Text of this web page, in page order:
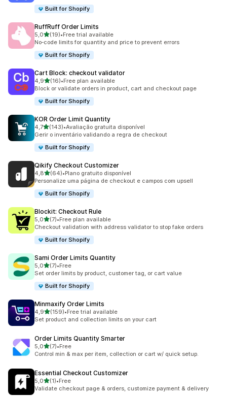
Built for Shopify
RuffRuff Order Limits
5,0de 5 estrelas
(19)
19 total de avaliações
•Free trial available
No‑code limits for quantity and price to prevent errors
Built for Shopify
Cart Block: checkout validator
4,9de 5 estrelas
(16)
16 total de avaliações
•Free plan available
Block or validate orders in product, cart and checkout page
Built for Shopify
KOR Order Limit Quantity
4,7de 5 estrelas
(143)
143 total de avaliações
•Avaliação gratuita disponível
Gerir o inventário validando a regra de checkout
Built for Shopify
Qikify Checkout Customizer
4,8de 5 estrelas
(64)
64 total de avaliações
•Plano gratuito disponível
Personalize uma página de checkout e campos com upsell
Built for Shopify
Blockit: Checkout Rule
5,0de 5 estrelas
(7)
7 total de avaliações
•Free plan available
Checkout validation with address validator to stop fake orders
Built for Shopify
Sami Order Limits Quantity
5,0de 5 estrelas
(7)
7 total de avaliações
•Free
Set order limits by product, customer tag, or cart value
Built for Shopify
Minmaxify Order Limits
4,9de 5 estrelas
(159)
159 total de avaliações
•Free trial available
Set product and collection limits on your cart
Order Limits Quantity Smarter
5,0de 5 estrelas
(7)
7 total de avaliações
•Free
Control min & max per item, collection or cart w/ quick setup.
Essential Checkout Customizer
5,0de 5 estrelas
(1)
1 total de avaliações
•Free
Validate checkout page & orders, customize payment & delivery